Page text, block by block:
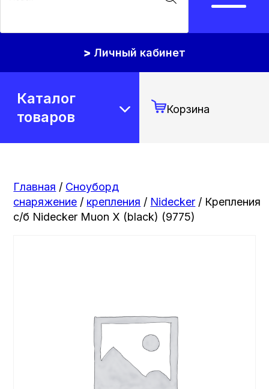
Личный кабинет
Каталог
товаров
Корзина
Главная / Сноуборд
снаряжение / крепления / Nidecker / Крепления
с/б Nidecker Muon X (black) (9775)